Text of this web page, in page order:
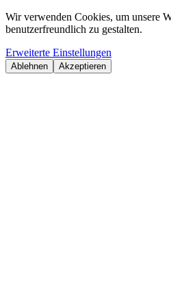
Wir verwenden Cookies, um unsere
benutzerfreundlich zu gestalten.
Erweiterte Einstellungen
Ablehnen Akzeptieren